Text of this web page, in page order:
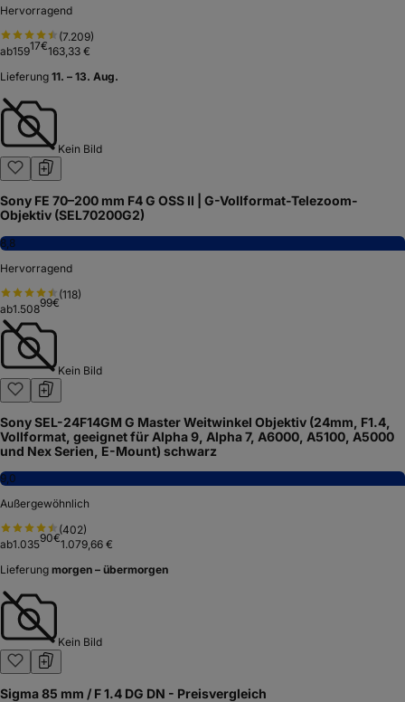
Hervorragend
(7.209)
ab15917€163,33 €
Lieferung 11. – 13. Aug.
Kein Bild
Sony FE 70–200 mm F4 G OSS II | G-Vollformat-Telezoom-
Objektiv (SEL70200G2)
8,8
Hervorragend
(118)
ab1.50899€
Kein Bild
Sony SEL-24F14GM G Master Weitwinkel Objektiv (24mm, F1.4,
Vollformat, geeignet für Alpha 9, Alpha 7, A6000, A5100, A5000
und Nex Serien, E-Mount) schwarz
9,0
Außergewöhnlich
(402)
ab1.03590€1.079,66 €
Lieferung morgen – übermorgen
Kein Bild
Sigma 85 mm / F 1.4 DG DN - Preisvergleich